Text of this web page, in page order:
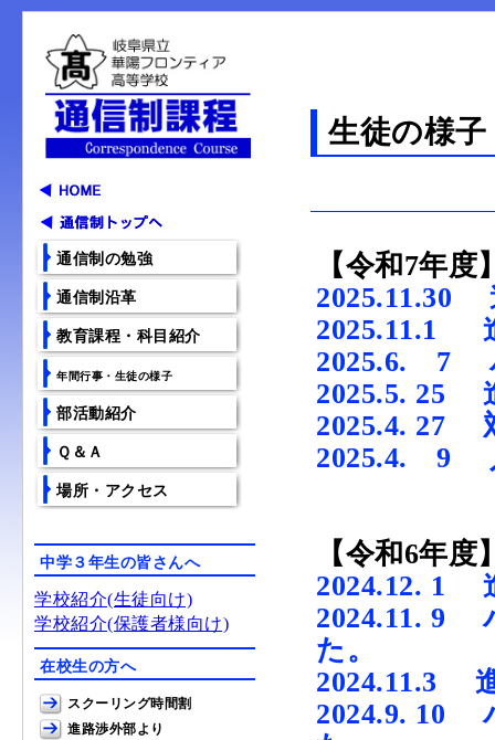
生徒の様
【令和7年度
2025.11.30
2025.11.1
2025.6. 7
2025.5. 25
2025.4. 27
2025.4. 9
【令和6年度
2024.12. 1
2024.11. 9
た。
2024.11.3
2024.9. 10
通信制の勉強
通信制沿革
教育課程・科目紹介
年間行事・生徒の様子
部活動紹介
Ｑ＆Ａ
場所・アクセス
中学３年生の皆さんへ
学校紹介(生徒向け)
学校紹介(保護者様向け)
在校生の方へ
スクーリング時間割
進路渉外部より